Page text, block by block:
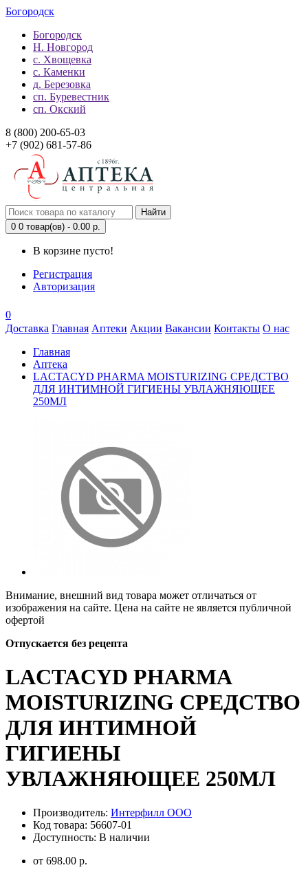
Богородск
Богородск
Н. Новгород
с. Хвощевка
с. Каменки
д. Березовка
сп. Буревестник
сп. Окский
8 (800) 200-65-03
+7 (902) 681-57-86
Найти
0 0 товар(ов) - 0.00 р.
В корзине пусто!
Регистрация
Авторизация
0
Доставка Главная Аптеки Акции Вакансии Контакты О нас
Главная
Аптека
LACTACYD PHARMA MOISTURIZING СРЕДСТВО
ДЛЯ ИНТИМНОЙ ГИГИЕНЫ УВЛАЖНЯЮЩЕЕ
250МЛ
Внимание, внешний вид товара может отличаться от
изображения на сайте. Цена на сайте не является публичной
офертой
Отпускается без рецепта
LACTACYD PHARMA
MOISTURIZING СРЕДСТВО
ДЛЯ ИНТИМНОЙ
ГИГИЕНЫ
УВЛАЖНЯЮЩЕЕ 250МЛ
Производитель: Интерфилл ООО
Код товара: 56607-01
Доступность: В наличии
от 698.00 р.